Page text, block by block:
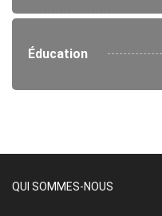
Éducation
QUI SOMMES-NOUS